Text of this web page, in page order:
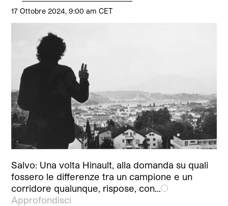
17 Ottobre 2024, 9:00 am CET
Salvo: Una volta Hinault, alla domanda su quali
fossero le differenze tra un campione e un
corridore qualunque, rispose, con…
Approfondisci